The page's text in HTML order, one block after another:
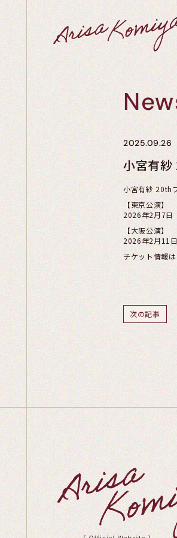
2025.09.26
小宮有紗
小宮有紗 20th
【東京公演】
2026年2月7日
【大阪公演】
2026年2月11日
チケット情報
次の記事